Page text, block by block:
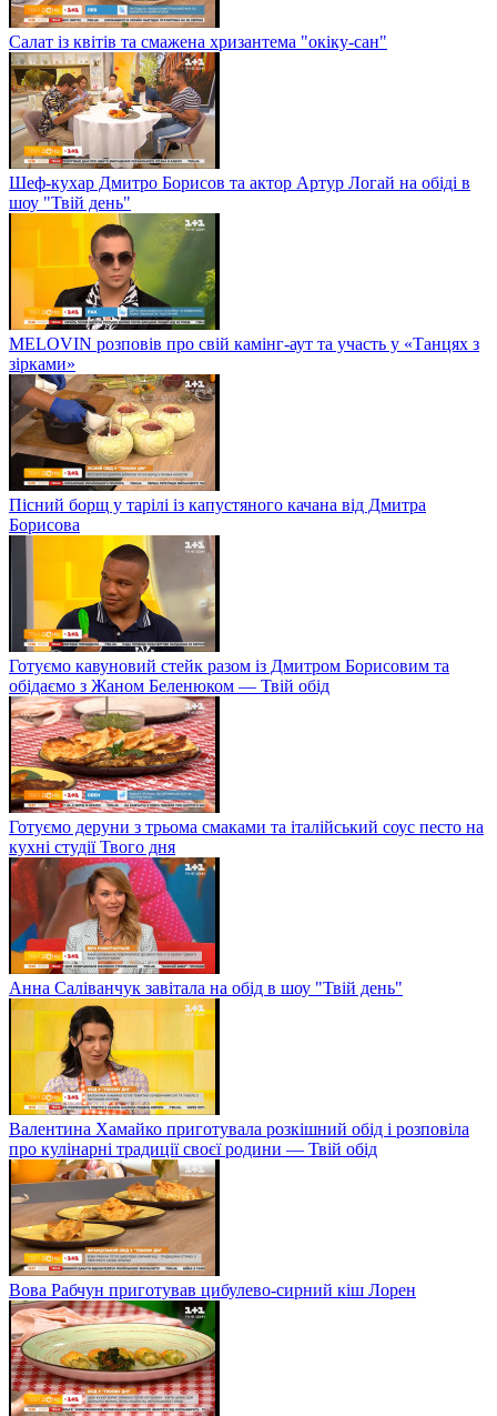
Салат із квітів та смажена хризантема "окіку-сан"
Шеф-кухар Дмитро Борисов та актор Артур Логай на обіді в
шоу "Твій день"
MELOVIN розповів про свій камінг-аут та участь у «Танцях з
зірками»
Пісний борщ у тарілі із капустяного качана від Дмитра
Борисова
Готуємо кавуновий стейк разом із Дмитром Борисовим та
обідаємо з Жаном Беленюком — Твій обід
Готуємо деруни з трьома смаками та італійський соус песто на
кухні студії Твого дня
Анна Саліванчук завітала на обід в шоу "Твій день"
Валентина Хамайко приготувала розкішний обід і розповіла
про кулінарні традиції своєї родини — Твій обід
Вова Рабчун приготував цибулево-сирний кіш Лорен